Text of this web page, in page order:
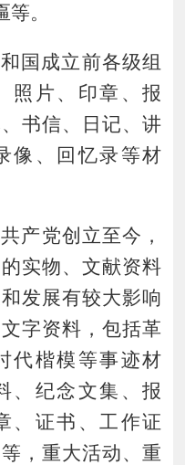
。
国成立前各级组
照片、印章、报
书信、日记、讲
像、回忆录等材
产党创立至今，
实物、文献资料
发展有较大影响
字资料，包括革
代楷模等事迹材
、纪念文集、报
、证书、工作证
， 重大活动、重